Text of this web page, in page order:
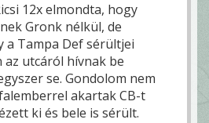
12x elmondta, hogy
Gronk nélkül, de
a Tampa Def sérültjei
az utcáról hívnak be
se. Gondolom nem
akartak CB-t
ki és bele is sérült.